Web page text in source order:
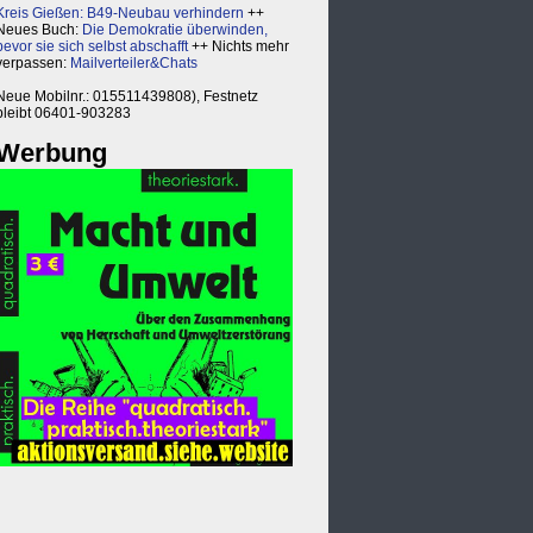
Gießen: B49-Neubau verhindern ++
Buch: Die Demokratie überwinden,
sie sich selbst abschafft++ Nichts mehr
Mailverteiler&Chats
Mobilnr.: 015511439808), Festnetz
06401-903283